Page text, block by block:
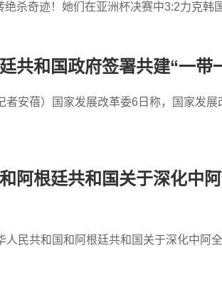
杀奇迹！她们在亚洲杯决赛中3:2力克韩
共和国政府签署共建“一带
者安蓓）国家发展改革委6日称，国家发
阿根廷共和国关于深化中
人民共和国和阿根廷共和国关于深化中阿